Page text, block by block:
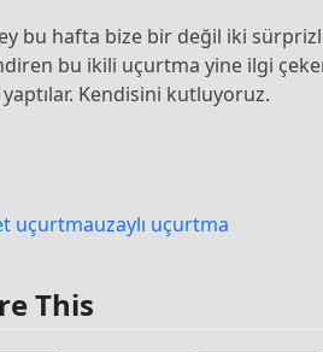
bu hafta bize bir değil iki
bu ikili uçurtma yine ilgi
Kendisini kutluyoruz.
uçurtmauzaylı uçurtma
This